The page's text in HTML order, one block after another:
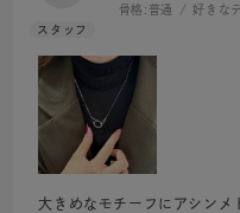
骨格: 普通 好きな
大きめなモチーフにアシンメ